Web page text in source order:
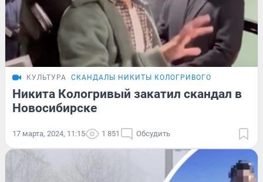
КУЛЬТУРА СКАНДАЛЫ НИКИТЫ КОЛОГРИВОГО
Никита Кологривый закатил скандал в
Новосибирске
17 марта, 2024, 11:15 1 851 Обсудить